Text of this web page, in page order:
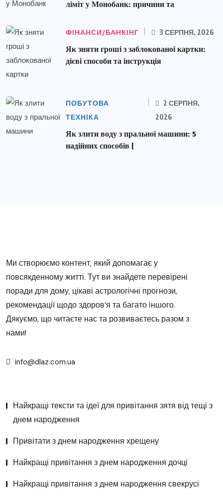
ліміт у Монобанк: причини та
ФІНАНСИ/БАНКІНГ 3 СЕРПНЯ, 2026
Як зняти гроші з заблокованої картки:
дієві способи та інструкція
ПОБУТОВА
ТЕХНІКА
2 СЕРПНЯ,
2026
Як злити воду з пральної машини: 5
надійних способів |
Ми створюємо контент, який допомагає у
повсякденному житті. Тут ви знайдете перевірені
поради для дому, цікаві астрологічні прогнози,
рекомендації щодо здоров’я та багато іншого.
Дякуємо, що читаєте нас та розвиваєтесь разом з
нами!
info@dlaz.com.ua
Найкращі тексти та ідеї для привітання зятя від тещі з
днем народження
Привітати з днем народження хрещену
Найкращі привітання з днем народження дочці
Найкращі привітання з днем народження свекрусі